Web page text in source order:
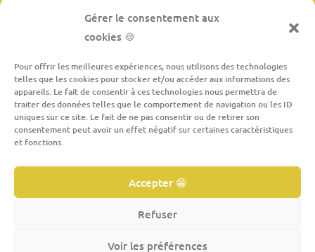
Gérer le consentement aux
cookies 🍪
Pour offrir les meilleures expériences, nous utilisons des technologies
telles que les cookies pour stocker et/ou accéder aux informations des
appareils. Le fait de consentir à ces technologies nous permettra de
traiter des données telles que le comportement de navigation ou les ID
uniques sur ce site. Le fait de ne pas consentir ou de retirer son
consentement peut avoir un effet négatif sur certaines caractéristiques
et fonctions.
Accepter 😁
Refuser
Voir les préférences
L’atelier
Contact
INFORMATIONS LÉGALES
Mentions légales
Politique de confidentialité
Politique de cookies